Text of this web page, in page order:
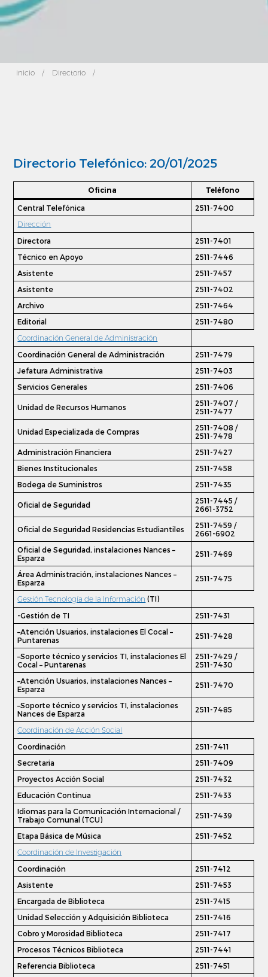
inicio / Directorio /
Directorio Telefónico: 20/01/2025
Oficina Teléfono
Central Telefónica 2511-7400
Dirección
Directora
2511-7401
Técnico en Apoyo
2511-7446
Asistente
2511-7457
Asistente
2511-7402
Archivo
2511-7464
Editorial
2511-7480
Coordinación General de Administración
Coordinación General de Administración
2511-7479
Jefatura Administrativa
2511-7403
Servicios Generales
2511-7406
Unidad de Recursos Humanos
2511-7407 /
2511-7477
Unidad Especializada de Compras
2511-7408 /
2511-7478
Administración Financiera
2511-7427
Bienes Institucionales
2511-7458
Bodega de Suministros
2511-7435
Oficial de Seguridad
2511-7445 /
2661-3752
Oficial de Seguridad Residencias Estudiantiles
2511-7459 /
2661-6902
Oficial de Seguridad, instalaciones Nances –
Esparza
2511-7469
Área Administración, instalaciones Nances –
Esparza
2511-7475
Gestión Tecnología de la Información (TI)
-Gestión de TI
2511-7431
–Atención Usuarios, instalaciones El Cocal –
Puntarenas
2511-7428
–Soporte técnico y servicios TI, instalaciones El
Cocal – Puntarenas
2511-7429 /
2511-7430
–Atención Usuarios, instalaciones Nances –
Esparza
2511-7470
–Soporte técnico y servicios TI, instalaciones
Nances de Esparza
2511-7485
Coordinación de Acción Social
Coordinación
2511-7411
Secretaria
2511-7409
Proyectos Acción Social
2511-7432
Educación Continua
2511-7433
Idiomas para la Comunicación Internacional /
Trabajo Comunal (TCU)
2511-7439
Etapa Básica de Música 2511-7452
Coordinación de Investigación
Coordinación
2511-7412
Asistente
2511-7453
Encargada de Biblioteca
2511-7415
Unidad Selección y Adquisición Biblioteca
2511-7416
Cobro y Morosidad Biblioteca
2511-7417
Procesos Técnicos Biblioteca
2511-7441
Referencia Biblioteca
2511-7451